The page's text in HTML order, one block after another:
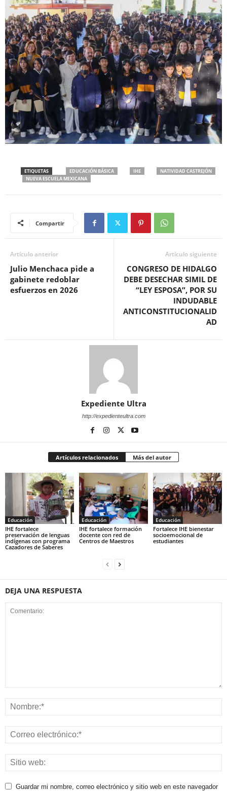
ETIQUETAS EDUCACIÓN BÁSICA IHE
NATIVIDAD CASTREJÓN
NUEVA ESCUELA MEXICANA
Compartir
Artículo anterior
Julio Menchaca pide a
gabinete redoblar
esfuerzos en 2026
Artículo siguiente
CONGRESO DE HIDALGO
DEBE DESECHAR SIMIL DE
“LEY ESPOSA”, POR SU
INDUDABLE
ANTICONSTITUCIONALID
AD
Expediente Ultra
http://expedienteultra.com
Artículos relacionados Más del autor
Educación
IHE fortalece
preservación de lenguas
indígenas con programa
Cazadores de Saberes
Educación
IHE fortalece formación
docente con red de
Centros de Maestros
Educación
Fortalece IHE bienestar
socioemocional de
estudiantes
DEJA UNA RESPUESTA
Guardar mi nombre, correo electrónico y sitio web en este navegador